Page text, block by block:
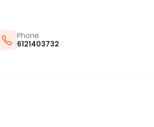
Phone
6121403732